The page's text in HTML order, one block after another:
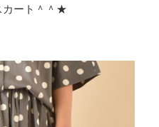
カート＾＾★